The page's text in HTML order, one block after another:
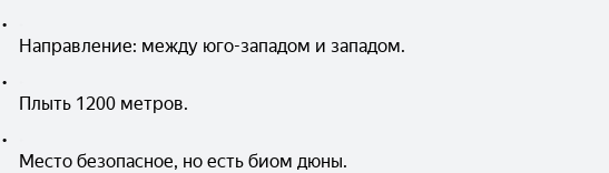
Направление: между юго-западом и западом.
Плыть 1200 метров.
Место безопасное, но есть биом дюны.